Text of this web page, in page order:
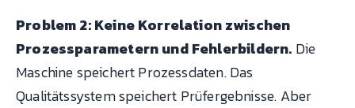
Problem 2: Keine Korrelation zwischen
Prozessparametern und Fehlerbildern. Die
Maschine speichert Prozessdaten. Das
Qualitätssystem speichert Prüfergebnisse. Aber